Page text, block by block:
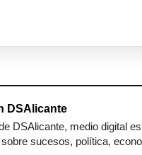
DSAlicante
DSAlicante, medio digital
sucesos, política,